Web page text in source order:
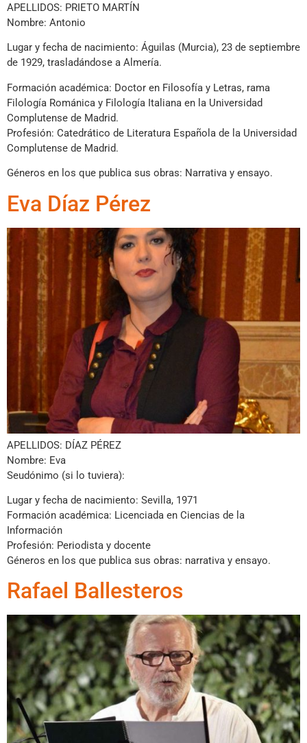
APELLIDOS: PRIETO MARTÍN
Nombre: Antonio
Lugar y fecha de nacimiento: Águilas (Murcia), 23 de septiembre
de 1929, trasladándose a Almería.
Formación académica: Doctor en Filosofía y Letras, rama
Filología Románica y Filología Italiana en la Universidad
Complutense de Madrid.
Profesión: Catedrático de Literatura Española de la Universidad
Complutense de Madrid.
Géneros en los que publica sus obras: Narrativa y ensayo.
Eva Díaz Pérez
APELLIDOS: DÍAZ PÉREZ
Nombre: Eva
Seudónimo (si lo tuviera):
Lugar y fecha de nacimiento: Sevilla, 1971
Formación académica: Licenciada en Ciencias de la
Información
Profesión: Periodista y docente
Géneros en los que publica sus obras: narrativa y ensayo.
Rafael Ballesteros